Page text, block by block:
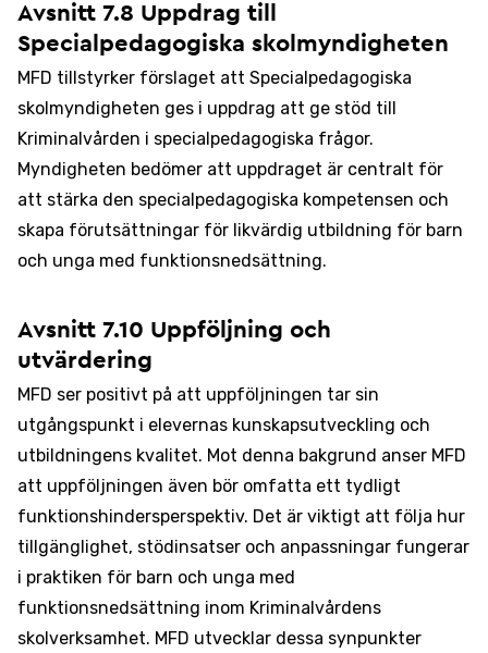
Avsnitt 7.8 Uppdrag till
Specialpedagogiska skolmyndigheten
MFD tillstyrker förslaget att Specialpedagogiska
skolmyndigheten ges i uppdrag att ge stöd till
Kriminalvården i specialpedagogiska frågor.
Myndigheten bedömer att uppdraget är centralt för
att stärka den specialpedagogiska kompetensen och
skapa förutsättningar för likvärdig utbildning för barn
och unga med funktionsnedsättning.
Avsnitt 7.10 Uppföljning och
utvärdering
MFD ser positivt på att uppföljningen tar sin
utgångspunkt i elevernas kunskapsutveckling och
utbildningens kvalitet. Mot denna bakgrund anser MFD
att uppföljningen även bör omfatta ett tydligt
funktionshindersperspektiv. Det är viktigt att följa hur
tillgänglighet, stödinsatser och anpassningar fungerar
i praktiken för barn och unga med
funktionsnedsättning inom Kriminalvårdens
skolverksamhet. MFD utvecklar dessa synpunkter